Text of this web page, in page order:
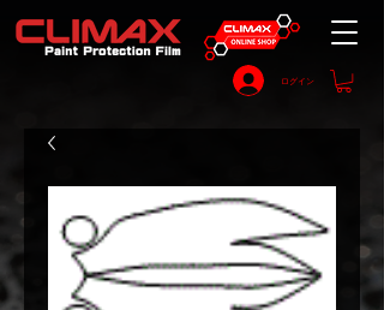
ログイン